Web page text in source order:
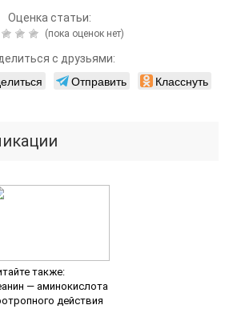
Оценка статьи:
(пока оценок нет)
с друзьями:
Отправить Класснуть
также:
— аминокислота
действия